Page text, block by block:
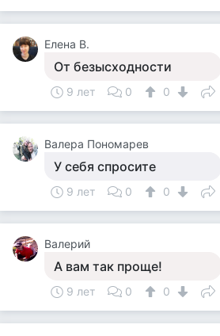
Елена В.
От безысходности
9 лет 0 0
Валера Пономарев
У себя спросите
9 лет 0 0
Валерий
А вам так проще!
9 лет 0 0